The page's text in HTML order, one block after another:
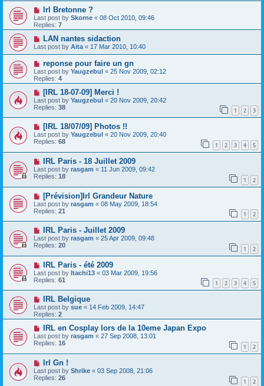
Irl Bretonne ?
Last post by Skorne « 08 Oct 2010, 09:46
Replies: 7
LAN nantes sidaction
Last post by Aita « 17 Mar 2010, 10:40
reponse pour faire un gn
Last post by Yaugzebul « 25 Nov 2009, 02:12
Replies: 4
[IRL 18-07-09] Merci !
Last post by Yaugzebul « 20 Nov 2009, 20:42
Replies: 38 1 2 3
[IRL 18/07/09] Photos !!
Last post by Yaugzebul « 20 Nov 2009, 20:40
Replies: 68 1 2 3 4 5
IRL Paris - 18 Juillet 2009
Last post by rasgam « 11 Jun 2009, 09:42
Replies: 18 1 2
[Prévision]Irl Grandeur Nature
Last post by rasgam « 08 May 2009, 18:54
Replies: 21 1 2
IRL Paris - Juillet 2009
Last post by rasgam « 25 Apr 2009, 09:48
Replies: 20 1 2
IRL Paris - été 2009
Last post by Itachi13 « 03 Mar 2009, 19:56
Replies: 61 1 2 3 4 5
IRL Belgique
Last post by sue « 14 Feb 2009, 14:47
Replies: 2
IRL en Cosplay lors de la 10eme Japan Expo
Last post by rasgam « 27 Sep 2008, 13:01
Replies: 16 1 2
Irl Gn !
Last post by Shrike « 03 Sep 2008, 21:06
Replies: 26 1 2